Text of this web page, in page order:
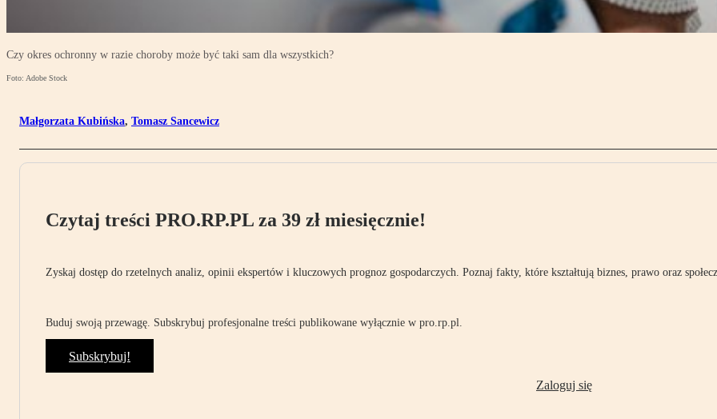
Czy okres ochronny w razie choroby może być taki sam dla wszystkich?
Foto: Adobe Stock
Małgorzata Kubińska, Tomasz Sancewicz
Czytaj treści PRO.RP.PL za 39 zł miesięcznie!
Zyskaj dostęp do rzetelnych analiz, opinii ekspertów i kluczowych prognoz gospodarczych. Poznaj fakty, które kształtują biznes, prawo oraz
Buduj swoją przewagę. Subskrybuj profesjonalne treści publikowane wyłącznie w pro.rp.pl.
Subskrybuj!
Zaloguj się